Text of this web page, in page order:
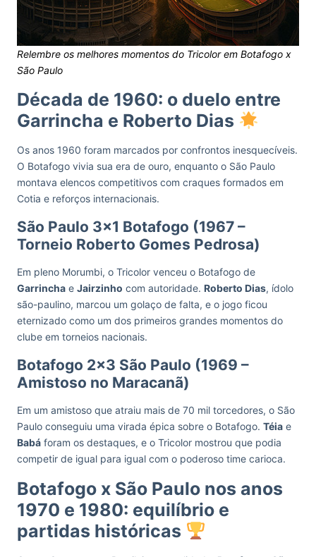
Relembre os melhores momentos do Tricolor em Botafogo x
São Paulo
Década de 1960: o duelo entre
Garrincha e Roberto Dias
Os anos 1960 foram marcados por confrontos inesquecíveis.
O Botafogo vivia sua era de ouro, enquanto o São Paulo
montava elencos competitivos com craques formados em
Cotia e reforços internacionais.
São Paulo 3×1 Botafogo (1967 –
Torneio Roberto Gomes Pedrosa)
Em pleno Morumbi, o Tricolor venceu o Botafogo de
Garrincha e Jairzinho com autoridade. Roberto Dias, ídolo
são-paulino, marcou um golaço de falta, e o jogo ficou
eternizado como um dos primeiros grandes momentos do
clube em torneios nacionais.
Botafogo 2×3 São Paulo (1969 –
Amistoso no Maracanã)
Em um amistoso que atraiu mais de 70 mil torcedores, o São
Paulo conseguiu uma virada épica sobre o Botafogo. Téia e
Babá foram os destaques, e o Tricolor mostrou que podia
competir de igual para igual com o poderoso time carioca.
Botafogo x São Paulo nos anos
1970 e 1980: equilíbrio e
partidas históricas